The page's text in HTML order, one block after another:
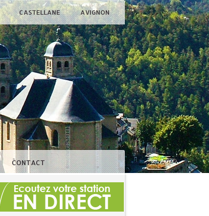
CASTELLANE AVIGNON
CONTACT